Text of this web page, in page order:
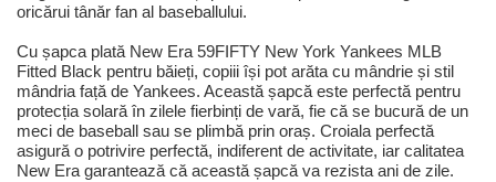
oricărui tânăr fan al baseballului.
Cu șapca plată New Era 59FIFTY New York Yankees MLB
Fitted Black pentru băieți, copiii își pot arăta cu mândrie și stil
mândria față de Yankees. Această șapcă este perfectă pentru
protecția solară în zilele fierbinți de vară, fie că se bucură de un
meci de baseball sau se plimbă prin oraș. Croiala perfectă
asigură o potrivire perfectă, indiferent de activitate, iar calitatea
New Era garantează că această șapcă va rezista ani de zile.